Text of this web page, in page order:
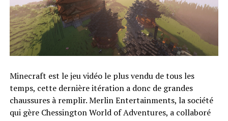
Minecraft est le jeu vidéo le plus vendu de tous les
temps, cette dernière itération a donc de grandes
chaussures à remplir. Merlin Entertainments, la société
qui gère Chessington World of Adventures, a collaboré